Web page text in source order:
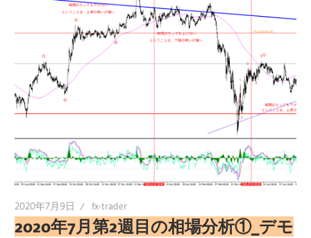
2020年7月9日 fx-trader
2020年7月第2週目の相場分析①_デモ